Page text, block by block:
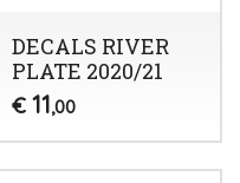
DECALS RIVER
PLATE 2020/21
€ 11,00